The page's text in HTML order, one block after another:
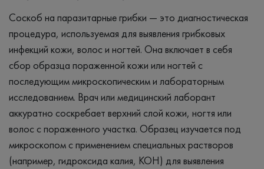
Соскоб на паразитарные грибки — это диагностическая
процедура, используемая для выявления грибковых
инфекций кожи, волос и ногтей. Она включает в себя
сбор образца пораженной кожи или ногтей с
последующим микроскопическим и лабораторным
исследованием. Врач или медицинский лаборант
аккуратно соскребает верхний слой кожи, ногтя или
волос с пораженного участка. Образец изучается под
микроскопом с применением специальных растворов
(например, гидроксида калия, KOH) для выявления